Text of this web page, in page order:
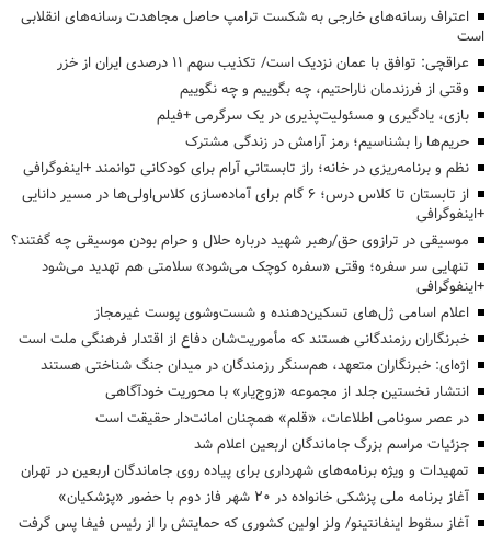
اعتراف رسانه‌های خارجی به شکست ترامپ حاصل مجاهدت رسانه‌های انقلابی
است
عراقچی: توافق با عمان نزدیک است/ تکذیب سهم ۱۱ درصدی ایران از خزر
وقتی از فرزندمان ناراحتیم، چه بگوییم و چه نگوییم
بازی، یادگیری و مسئولیت‌پذیری در یک سرگرمی +فیلم
حریم‌ها را بشناسیم؛ رمز آرامش در زندگی مشترک
نظم و برنامه‌ریزی در خانه؛ راز تابستانی آرام برای کودکانی توانمند +اینفوگرافی
از تابستان تا کلاس درس؛ ۶ گام برای آماده‌سازی کلاس‌اولی‌ها در مسیر دانایی
+اینفوگرافی
موسیقی در ترازوی حق/رهبر شهید درباره حلال و حرام بودن موسیقی چه گفتند؟
تنهایی سر سفره؛ وقتی «سفره کوچک می‌شود» سلامتی هم تهدید می‌شود
+اینفوگرافی
اعلام اسامی ژل‌های تسکین‌دهنده و شست‌وشوی پوست غیرمجاز
خبرنگاران رزمندگانی هستند که مأموریت‌شان دفاع از اقتدار فرهنگی ملت است
اژه‌ای: خبرنگاران متعهد، هم‌سنگر رزمندگان در میدان جنگ شناختی هستند
انتشار نخستین جلد از مجموعه «زوج‌یار» با محوریت خودآگاهی
در عصر سونامی اطلاعات، «قلم» همچنان امانت‌دار حقیقت است
جزئیات مراسم بزرگ جاماندگان اربعین اعلام شد
تمهیدات و ویژه برنامه‌های شهرداری برای پیاده روی جاماندگان اربعین در تهران
آغاز برنامه ملی پزشکی خانواده در ۲۰ شهر فاز دوم با حضور «پزشکیان»
آغاز سقوط اینفانتینو/ ولز اولین کشوری که حمایتش را از رئیس فیفا پس گرفت